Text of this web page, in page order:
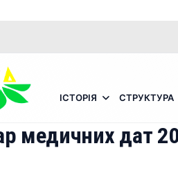
ІСТОРІЯ СТРУКТУРА
медичних дат